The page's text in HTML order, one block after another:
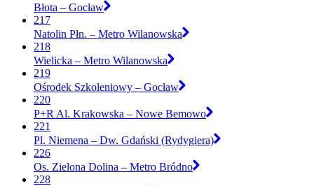
Błota – Gocław
217
Natolin Płn. – Metro Wilanowska
218
Wielicka – Metro Wilanowska
219
Ośrodek Szkoleniowy – Gocław
220
P+R Al. Krakowska – Nowe Bemowo
221
Pl. Niemena – Dw. Gdański (Rydygiera)
226
Os. Zielona Dolina – Metro Bródno
228